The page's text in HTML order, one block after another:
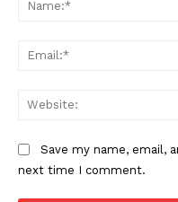
Save my name, email,
next time I comment.